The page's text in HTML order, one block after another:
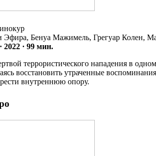
Бенуа Мажимель, Грегуар Колен,
2022 · 99 мин.
террористического нападения в
восстановить утраченные
внутреннюю опору.